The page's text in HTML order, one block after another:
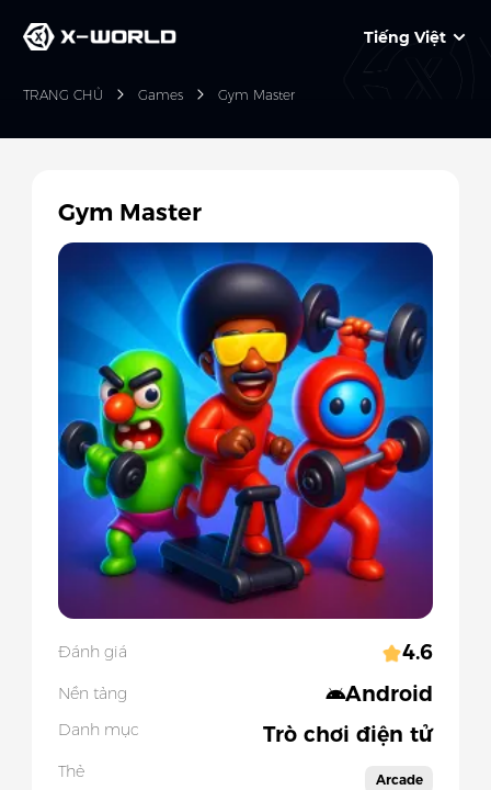
Tiếng Việt
TRANG CHỦ Games Gym Master
Gym Master
Đánh giá 4.6
Nền tảng Android
Danh mục Trò chơi điện tử
Thẻ Arcade